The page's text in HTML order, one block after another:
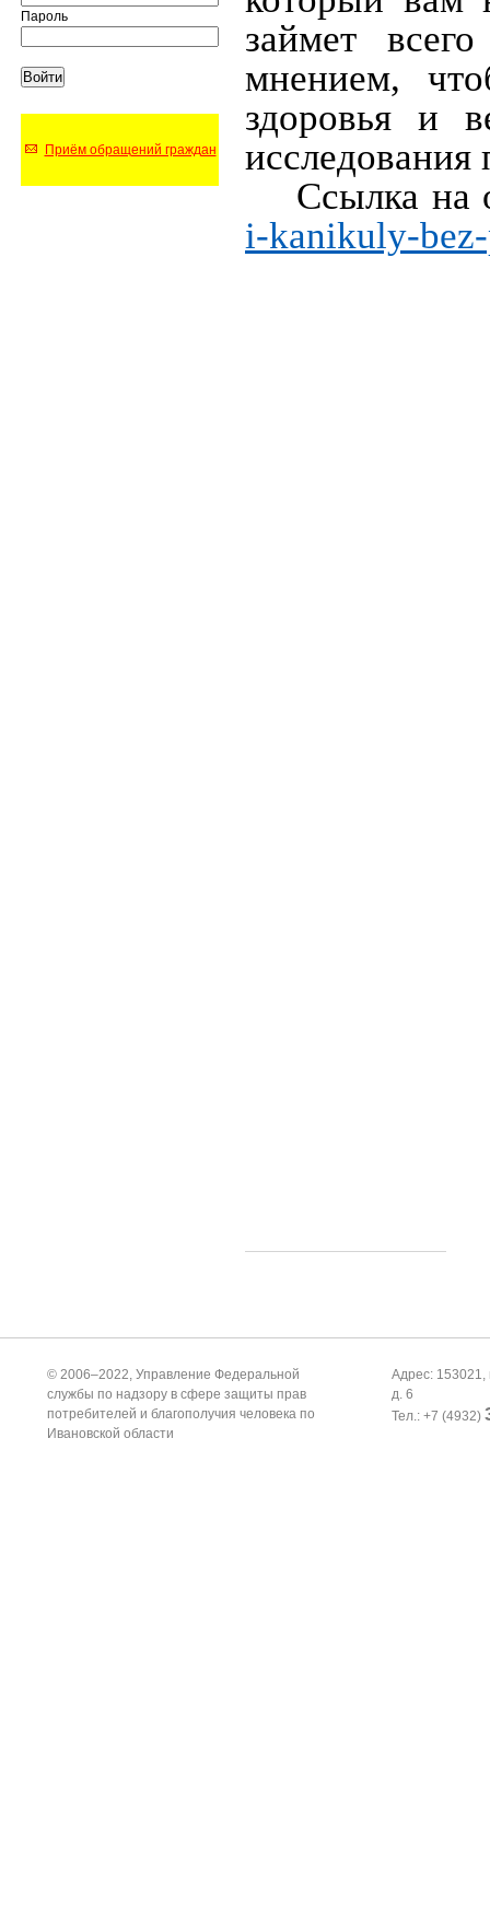
Пароль
Приём обращений граждан
займет
мнением,
здоровья и
исследования
Ссылка на
i-kanikuly-
© 2006–2022, Управление Федеральной
службы по надзору в сфере защиты прав
потребителей и благополучия человека по
Ивановской области
Адрес: 153021,
д. 6
Тел.: +7 (4932)